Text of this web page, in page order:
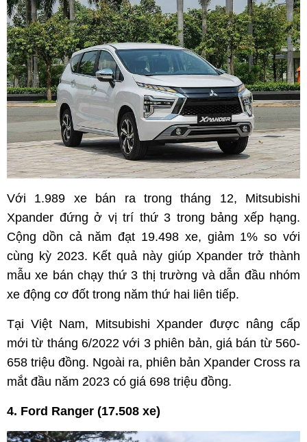
Với 1.989 xe bán ra trong tháng 12, Mitsubishi
Xpander đứng ở vị trí thứ 3 trong bảng xếp hạng.
Cộng dồn cả năm đạt 19.498 xe, giảm 1% so với
cùng kỳ 2023. Kết quả này giúp Xpander trở thành
mẫu xe bán chạy thứ 3 thị trường và dẫn đầu nhóm
xe động cơ đốt trong năm thứ hai liên tiếp.
Tại Việt Nam, Mitsubishi Xpander được nâng cấp
mới từ tháng 6/2022 với 3 phiên bản, giá bán từ 560-
658 triệu đồng. Ngoài ra, phiên bản Xpander Cross ra
mắt đầu năm 2023 có giá 698 triệu đồng.
4. Ford Ranger (17.508 xe)